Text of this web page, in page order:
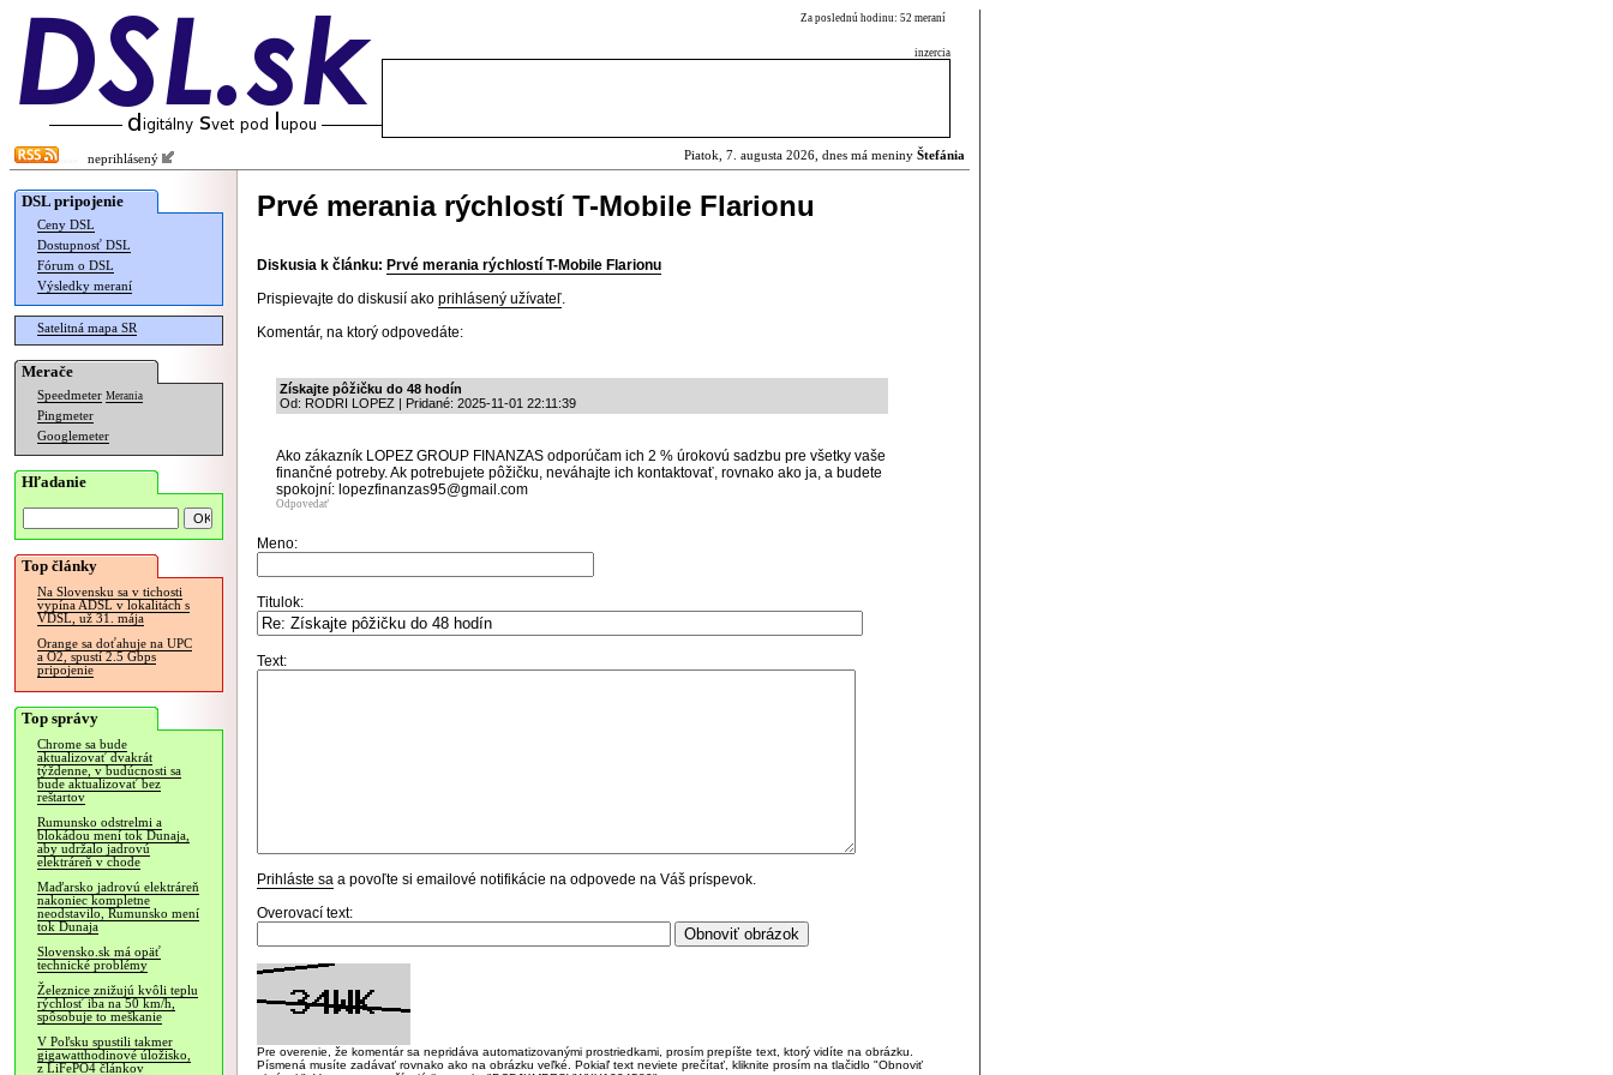
Za poslednú hodinu: 52 meraní
inzercia
neprihlásený Piatok, 7. augusta 2026, dnes má meniny Štefánia
DSL pripojenie
Ceny DSL
Dostupnosť DSL
Fórum o DSL
Výsledky meraní
Satelitná mapa SR
Merače
Speedmeter Merania
Pingmeter
Googlemeter
Hľadanie
Top články
Na Slovensku sa v tichosti
vypína ADSL v lokalitách s
VDSL, už 31. mája
Orange sa doťahuje na UPC
a O2, spustí 2.5 Gbps
pripojenie
Top správy
Chrome sa bude
aktualizovať dvakrát
týždenne, v budúcnosti sa
bude aktualizovať bez
reštartov
Rumunsko odstrelmi a
blokádou mení tok Dunaja,
aby udržalo jadrovú
elektráreň v chode
Maďarsko jadrovú elektráreň
nakoniec kompletne
neodstavilo, Rumunsko mení
tok Dunaja
Slovensko.sk má opäť
technické problémy
Železnice znižujú kvôli teplu
rýchlosť iba na 50 km/h,
spôsobuje to meškanie
V Poľsku spustili takmer
gigawatthodinové úložisko,
z LiFePO4 článkov
Prvé merania rýchlostí T-Mobile Flarionu
Diskusia k článku: Prvé merania rýchlostí T-Mobile Flarionu
Prispievajte do diskusií ako prihlásený užívateľ.
Komentár, na ktorý odpovedáte:
Získajte pôžičku do 48 hodín
Od: RODRI LOPEZ | Pridané: 2025-11-01 22:11:39
Ako zákazník LOPEZ GROUP FINANZAS odporúčam ich 2 % úrokovú sadzbu pre všetky vaše
finančné potreby. Ak potrebujete pôžičku, neváhajte ich kontaktovať, rovnako ako ja, a budete
spokojní: lopezfinanzas95@gmail.com
Odpovedať
Meno:
Titulok:
Text:
Prihláste sa a povoľte si emailové notifikácie na odpovede na Váš príspevok.
Overovací text:
Pre overenie, že komentár sa nepridáva automatizovanými prostriedkami, prosím prepíšte text, ktorý vidíte na obrázku.
Písmená musíte zadávať rovnako ako na obrázku veľké. Pokiaľ text neviete prečítať, kliknite prosím na tlačidlo "Obnoviť